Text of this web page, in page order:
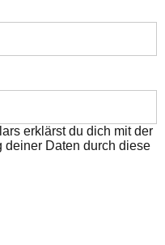
erklärst du dich mit der
deiner Daten durch diese